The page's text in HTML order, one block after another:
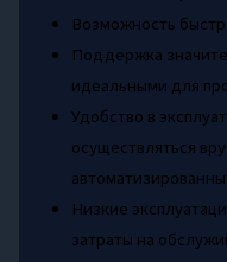
Возможность
Поддержка
идеальными для
Удобство в
осуществляться
Низкие
затраты на